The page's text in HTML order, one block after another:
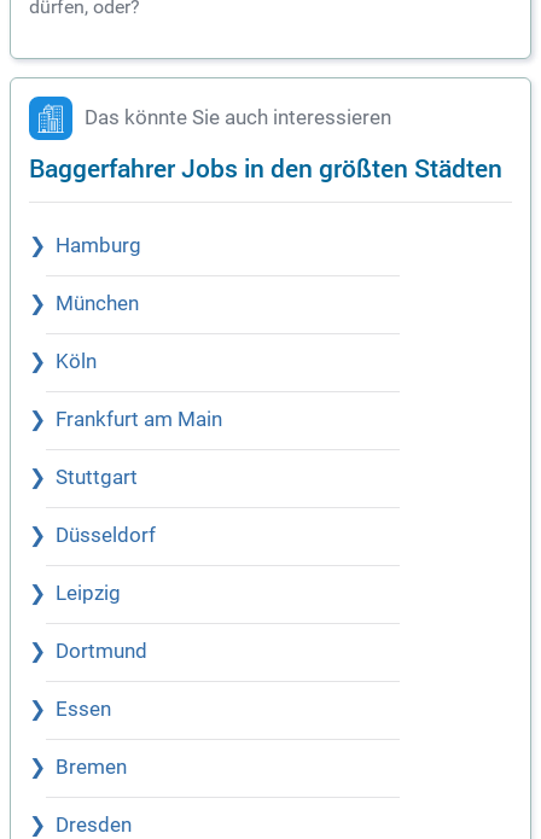
dürfen, oder?
Das könnte Sie auch interessieren
Baggerfahrer Jobs in den größten Städten
Hamburg
München
Köln
Frankfurt am Main
Stuttgart
Düsseldorf
Leipzig
Dortmund
Essen
Bremen
Dresden